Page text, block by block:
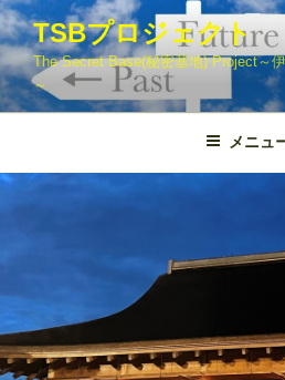
コ
ン
テ
ン
ツ
ス
TSBプロジェクト
The Secret Base(秘密基地) Project～
～
メニュ